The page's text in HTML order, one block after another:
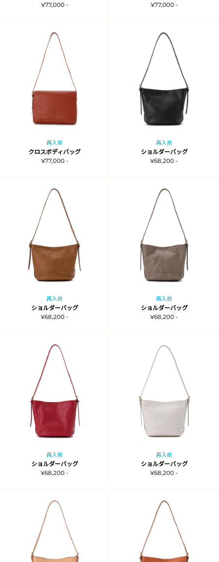
¥77,000 -
¥77,000 -
再入荷
クロスボディバッグ
¥77,000 -
再入荷
ショルダーバッグ
¥68,200 -
再入荷
ショルダーバッグ
¥68,200 -
再入荷
ショルダーバッグ
¥68,200 -
再入荷
ショルダーバッグ
¥68,200 -
再入荷
ショルダーバッグ
¥68,200 -